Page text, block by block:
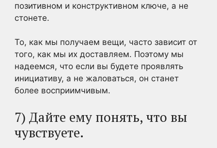
позитивном и конструктивном ключе, а не
стонете.
То, как мы получаем вещи, часто зависит от
того, как мы их доставляем. Поэтому мы
надеемся, что если вы будете проявлять
инициативу, а не жаловаться, он станет
более восприимчивым.
7) Дайте ему понять, что вы
чувствуете.